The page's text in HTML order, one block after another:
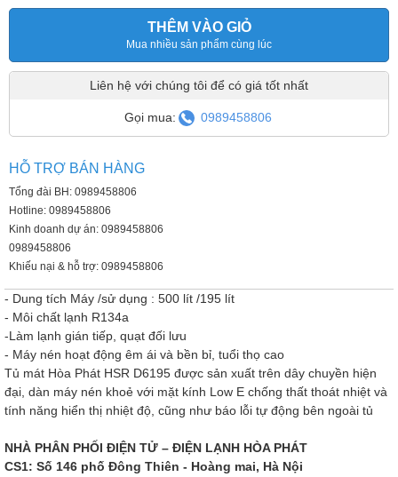
THÊM VÀO GIỎ
Mua nhiều sản phẩm cùng lúc
Liên hệ với chúng tôi để có giá tốt nhất
Gọi mua: 0989458806
HỖ TRỢ BÁN HÀNG
Tổng đài BH: 0989458806
Hotline: 0989458806
Kinh doanh dự án: 0989458806
0989458806
Khiếu nại & hỗ trợ: 0989458806
- Dung tích Máy /sử dụng : 500 lít /195 lít
- Môi chất lạnh R134a
-Làm lạnh gián tiếp, quạt đối lưu
- Máy nén hoạt động êm ái và bền bỉ, tuổi thọ cao
Tủ mát Hòa Phát HSR D6195 được sản xuất trên dây chuyền hiện
đại, dàn máy nén khoẻ với mặt kính Low E chống thất thoát nhiệt và
tính năng hiển thị nhiệt độ, cũng như báo lỗi tự động bên ngoài tủ
NHÀ PHÂN PHỐI ĐIỆN TỬ – ĐIỆN LẠNH HÒA PHÁT
CS1: Số 146 phố Đông Thiên - Hoàng mai, Hà Nội